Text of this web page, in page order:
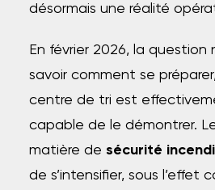
désormais une réalité
En février 2026, la question
savoir comment se
centre de tri est
capable de le démontrer.
matière de sécurité
de s’intensifier, sous l’effet